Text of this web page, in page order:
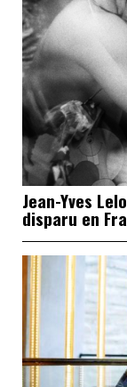
Jean-Yves
disparu en